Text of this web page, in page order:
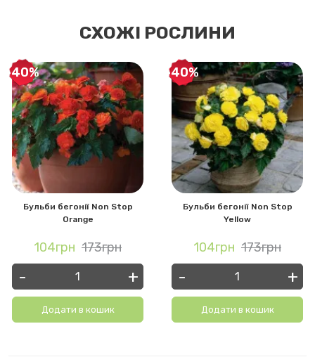
СХОЖІ РОСЛИНИ
-40%
Бульби бегонії Non Stop
Orange
104грн 173грн
- +
Додати в кошик
-40%
Бульби бегонії Non Stop
Yellow
104грн 173грн
- +
Додати в кошик